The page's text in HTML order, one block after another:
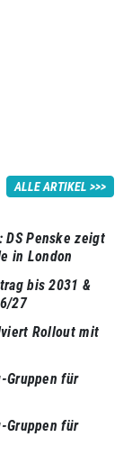
ALLE ARTIKEL
DS Penske zeigt
in London
bis 2031 &
27
Rollout mit
Gruppen für
Gruppen für